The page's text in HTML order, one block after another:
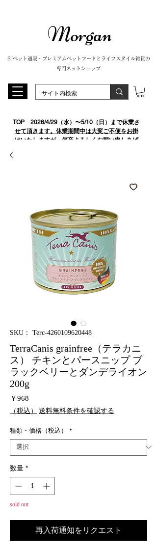
SJペット通販・プレミアムペットフードとライフスタイル雑貨の
専門ネットショップ
Morgan
TOP ​ 2026/4/29（水）〜5/10（日）まで休業さ
せて頂きます。休業期間中は大変ご不便をお掛
けいたしますが、何卒よろしくお願い申しあげ
SKU： Terc-4260109620448
TerraCanis grainfree（テラカニ
ス） チキンとパースニップ ブ
ラックベリーとダンデライオン
200g
￥968
格
（税込）|送料無料条件を確認する
種類・価格（税込） *
数量 *
sold out
再入荷通知をリクエスト